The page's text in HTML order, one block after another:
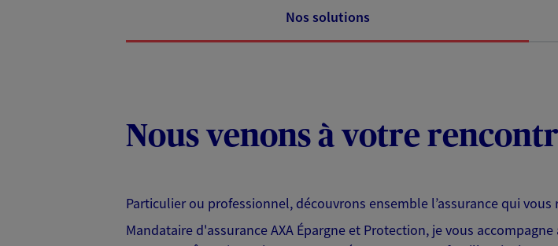
Nos solutions
Nous venons à votre
Particulier ou professionnel, découvrons ensemble l’assurance qui vous
Mandataire d'assurance AXA Épargne et Protection, je vous